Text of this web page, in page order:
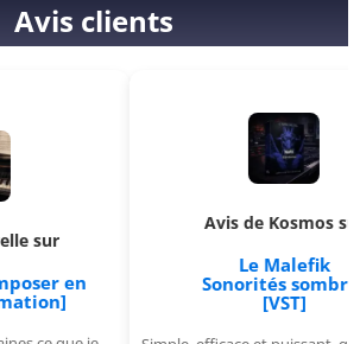
Avis clients
Avis de Kosmos sur
Sonorités sombres